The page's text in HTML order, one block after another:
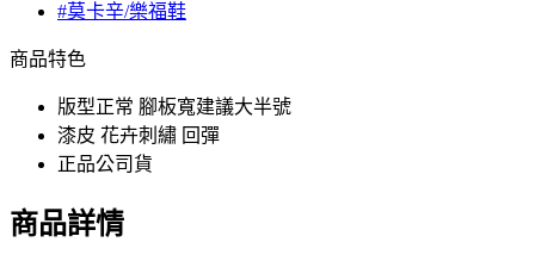
#莫卡辛/樂福鞋
商品特色
版型正常 腳板寬建議大半號
漆皮 花卉刺繡 回彈
正品公司貨
商品詳情